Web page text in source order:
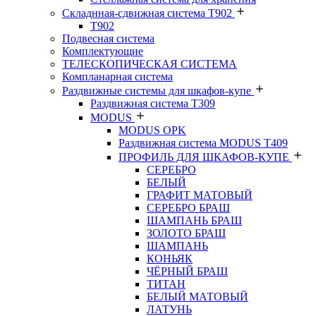
Складнная-сдвижная система Т902
T902
Подвесная система
Комплектующие
ТЕЛЕСКОПИЧЕСКАЯ СИСТЕМА
Компланарная система
Раздвижные системы для шкафов-купе
Раздвижная система Т309
MODUS
MODUS OPK
Раздвижная система MODUS T409
ПРОФИЛЬ ДЛЯ ШКАФОВ-КУПЕ
СЕРЕБРО
БЕЛЫЙ
ГРАФИТ МАТОВЫЙ
СЕРЕБРО БРАШ
ШАМПАНЬ БРАШ
ЗОЛОТО БРАШ
ШАМПАНЬ
КОНЬЯК
ЧЁРНЫЙ БРАШ
ТИТАН
БЕЛЫЙ МАТОВЫЙ
ЛАТУНЬ